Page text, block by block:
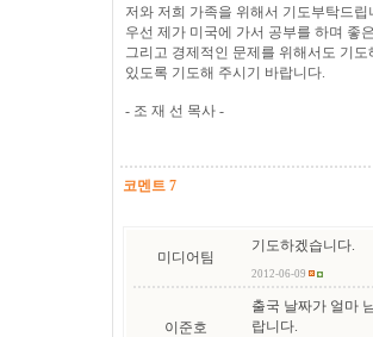
저와 저희 가족을 위해서 기도부탁드립
우선 제가 미국에 가서 공부를 하며 좋
그리고 경제적인 문제를 위해서도 기
있도록 기도해 주시기 바랍니다.
- 조 재 선 목사 -
코멘트 7
미디어팀
기도하겠습니다.
2012-06-09
이준호
출국 날짜가 얼마
랍니다.